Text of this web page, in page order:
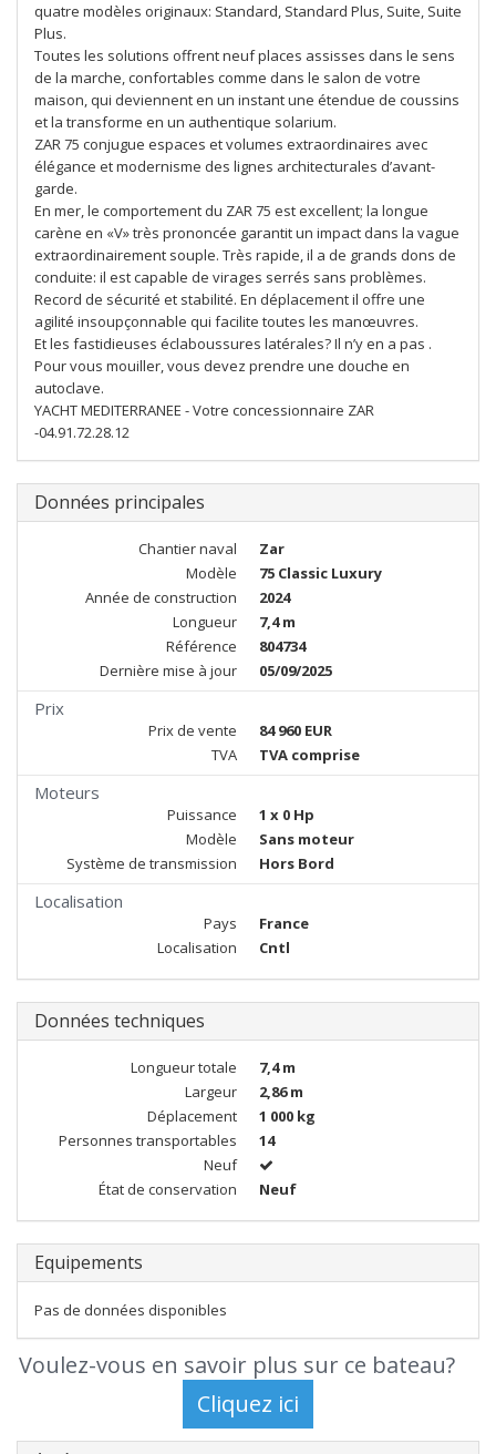
quatre modèles originaux: Standard, Standard Plus, Suite, Suite
Plus.
Toutes les solutions offrent neuf places assisses dans le sens
de la marche, confortables comme dans le salon de votre
maison, qui deviennent en un instant une étendue de coussins
et la transforme en un authentique solarium.
ZAR 75 conjugue espaces et volumes extraordinaires avec
élégance et modernisme des lignes architecturales d’avant-
garde.
En mer, le comportement du ZAR 75 est excellent; la longue
carène en «V» très prononcée garantit un impact dans la vague
extraordinairement souple. Très rapide, il a de grands dons de
conduite: il est capable de virages serrés sans problèmes.
Record de sécurité et stabilité. En déplacement il offre une
agilité insoupçonnable qui facilite toutes les manœuvres.
Et les fastidieuses éclaboussures latérales? Il n’y en a pas .
Pour vous mouiller, vous devez prendre une douche en
autoclave.
YACHT MEDITERRANEE - Votre concessionnaire ZAR
-04.91.72.28.12
Données principales
Chantier naval
Zar
Modèle
75 Classic Luxury
Année de construction
2024
Longueur
7,4 m
Référence
804734
Dernière mise à jour
05/09/2025
Prix
Prix de vente
84 960 EUR
TVA
TVA comprise
Moteurs
Puissance
1 x 0 Hp
Modèle
Sans moteur
Système de transmission
Hors Bord
Localisation
Pays
France
Localisation
Cntl
Données techniques
Longueur totale
7,4 m
Largeur
2,86 m
Déplacement
1 000 kg
Personnes transportables
14
Neuf
État de conservation
Neuf
Equipements
Pas de données disponibles
Voulez-vous en savoir plus sur ce bateau?